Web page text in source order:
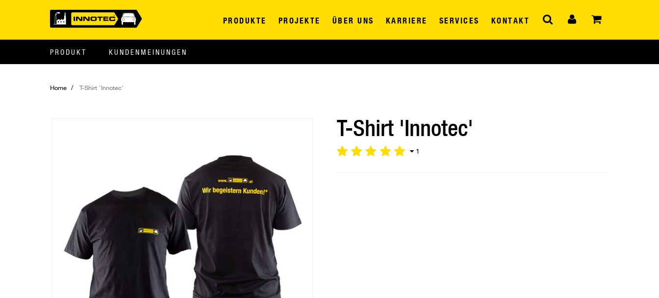
PRODUKTE PROJEKTE ÜBER UNS KARRIERE SERVICES KONTAKT
PRODUKT KUNDENMEINUNGEN
Home T-Shirt 'Innotec'
T-Shirt 'Innotec'
1